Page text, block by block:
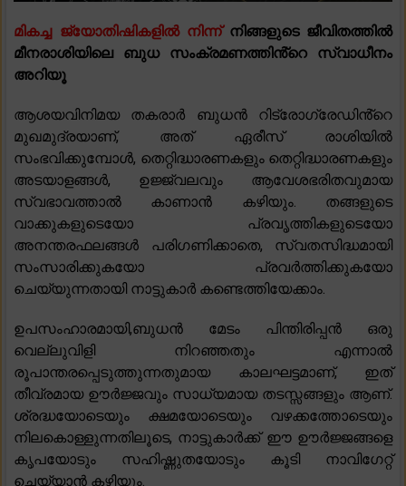
മികച്ച ജ്യോതിഷികളിൽ നിന്ന് നിങ്ങളുടെ ജീവിതത്തിൽ
മീനരാശിയിലെ ബുധ സംക്രമണത്തിൻ്റെ സ്വാധീനം
അറിയൂ
ആശയവിനിമയ തകരാർ ബുധൻ റിട്രോഗ്രേഡിൻ്റെ
മുഖമുദ്രയാണ്, അത് ഏരീസ് രാശിയിൽ
സംഭവിക്കുമ്പോൾ, തെറ്റിദ്ധാരണകളും തെറ്റിദ്ധാരണകളും
അടയാളങ്ങൾ, ഉജ്ജ്വലവും ആവേശഭരിതവുമായ
സ്വഭാവത്താൽ കാണാൻ കഴിയും. തങ്ങളുടെ
വാക്കുകളുടെയോ പ്രവൃത്തികളുടെയോ
അനന്തരഫലങ്ങൾ പരിഗണിക്കാതെ, സ്വതസിദ്ധമായി
സംസാരിക്കുകയോ പ്രവർത്തിക്കുകയോ
ചെയ്യുന്നതായി നാട്ടുകാർ കണ്ടെത്തിയേക്കാം.
ഉപസംഹാരമായി,ബുധൻ മേടം പിന്തിരിപ്പൻ ഒരു
വെല്ലുവിളി നിറഞ്ഞതും എന്നാൽ
രൂപാന്തരപ്പെടുത്തുന്നതുമായ കാലഘട്ടമാണ്, ഇത്
തീവ്രമായ ഊർജ്ജവും സാധ്യമായ തടസ്സങ്ങളും ആണ്.
ശ്രദ്ധയോടെയും ക്ഷമയോടെയും വഴക്കത്തോടെയും
നിലകൊള്ളുന്നതിലൂടെ, നാട്ടുകാർക്ക് ഈ ഊർജ്ജങ്ങളെ
കൃപയോടും സഹിഷ്ണുതയോടും കൂടി നാവിഗേറ്റ്
ചെയ്യാൻ കഴിയും.